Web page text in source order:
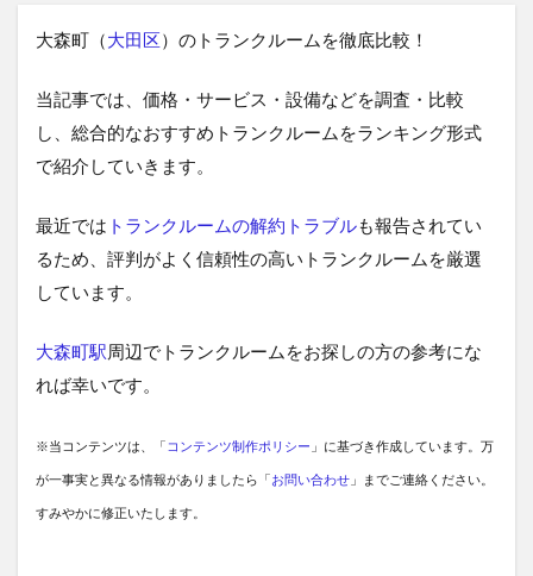
大森町（大田区）のトランクルームを徹底比較！
当記事では、価格・サービス・設備などを調査・比較
し、総合的なおすすめトランクルームをランキング形式
で紹介していきます。
最近では トランクルームの解約トラブルも報告されてい
るため、評判がよく信頼性の高いトランクルームを厳選
しています。
大森町駅周辺でトランクルームをお探しの方の参考にな
れば幸いです。
※当コンテンツは、「 コンテンツ制作ポリシー 」に基づき作成しています。万
が一事実と異なる情報がありましたら「お問い合わせ 」までご連絡ください。
すみやかに修正いたします。